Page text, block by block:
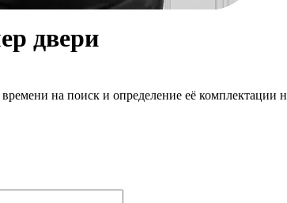
двери
на поиск и определение её